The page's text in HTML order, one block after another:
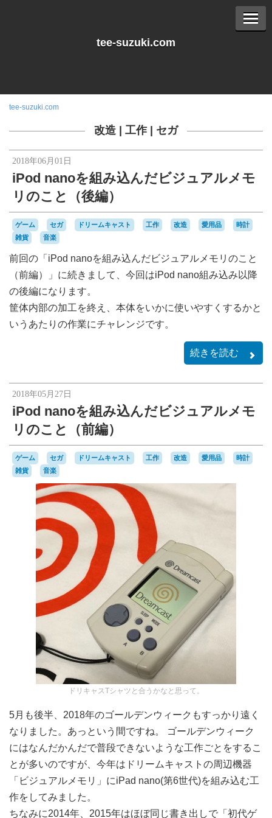
tee-suzuki.com
tee-suzuki.com
改造 工作| セガ
2018年06月01日
iPod nanoを組み込んだビジュアルメモ
リのこと（後編）
ゲーム セガ ドリームキャスト 工作 改造 愛用品
時計
雑貨
音楽
前回の「iPod nanoを組み込んだビジュアルメモリのこと
（前編）」に続きまして、今回はiPod nano組み込み以降
の後編になります。
筐体内部の加工を終え、本体をいかに使いやすくするかと
いうあたりの作業にチャレンジです。
続きを読む
2018年05月27日
iPod nanoを組み込んだビジュアルメモ
リのこと（前編）
ゲーム セガ ドリームキャスト 工作 改造 愛用品
時計
雑貨
音楽
ドリキャスTシャツと合うかなと思って。
5月も後半、2018年のゴールデンウィークもすっかり遠く
なりました。あっという間ですね。 ゴールデンウィーク
にはなんだかんだで普段できないような工作ごとをするこ
とが多いのですが、今年はドリームキャストの周辺機器
「ビジュアルメモリ」にiPad nano(第6世代)を組み込む工
作をしてみました。
ちなみに2014年、2015年はほぼ同じ書き出しで「初代ゲ